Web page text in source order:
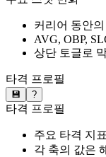
커리어 동안의
AVG, OBP,
상단 토글로
타격 프로필
💾 ?
타격 프로필
주요 타격 지
각 축의 값은